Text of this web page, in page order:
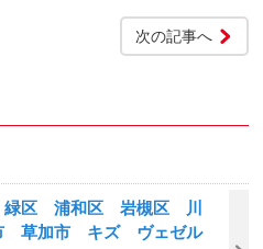
次の記事へ
緑区 浦和区 岩槻区 川
草加市 キズ ヴェゼル